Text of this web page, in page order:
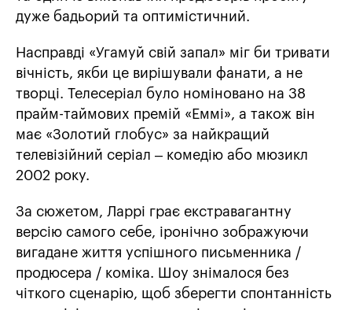
дуже бадьорий та оптимістичний.
Насправді «Угамуй свій запал» міг би тривати
вічність, якби це вирішували фанати, а не
творці. Телесеріал було номіновано на 38
прайм-таймових премій «Еммі», а також він
має «Золотий глобус» за найкращий
телевізійний серіал – комедію або мюзикл
2002 року.
За сюжетом, Ларрі грає екстравагантну
версію самого себе, іронічно зображуючи
вигадане життя успішного письменника /
продюсера / коміка. Шоу знімалося без
чіткого сценарію, щоб зберегти спонтанність